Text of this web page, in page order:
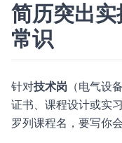
简历突出
常识
针对技术岗 （电气设
证书、课程设计或实
罗列课程名，要写你